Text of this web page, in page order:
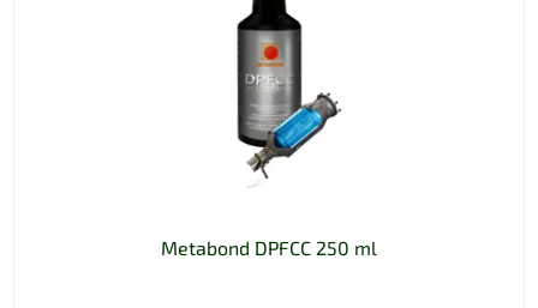
Metabond DPFCC 250 ml